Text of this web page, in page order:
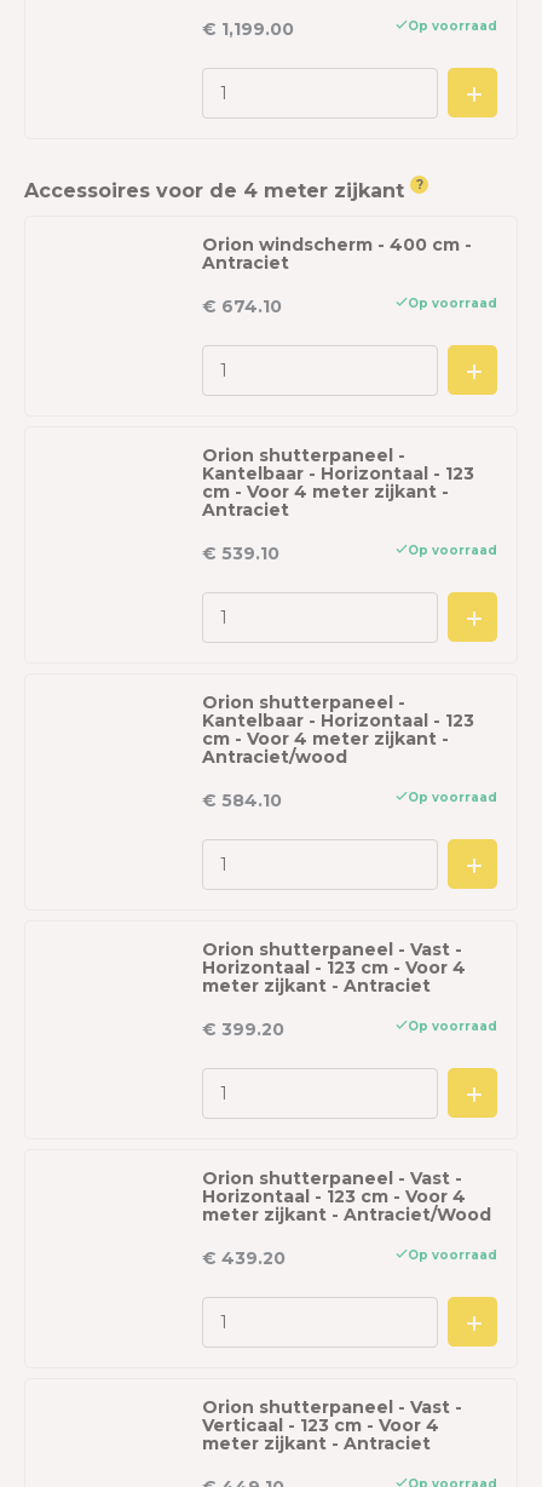
€ 1,199.00
Op voorraad
Accessoires voor de 4 meter zijkant ?
Orion windscherm - 400 cm -
Antraciet
€ 674.10
Op voorraad
Orion shutterpaneel -
Kantelbaar - Horizontaal - 123
cm - Voor 4 meter zijkant -
Antraciet
€ 539.10
Op voorraad
Orion shutterpaneel -
Kantelbaar - Horizontaal - 123
cm - Voor 4 meter zijkant -
Antraciet/wood
€ 584.10
Op voorraad
Orion shutterpaneel - Vast -
Horizontaal - 123 cm - Voor 4
meter zijkant - Antraciet
€ 399.20
Op voorraad
Orion shutterpaneel - Vast -
Horizontaal - 123 cm - Voor 4
meter zijkant - Antraciet/Wood
€ 439.20
Op voorraad
Orion shutterpaneel - Vast -
Verticaal - 123 cm - Voor 4
meter zijkant - Antraciet
Op voorraad